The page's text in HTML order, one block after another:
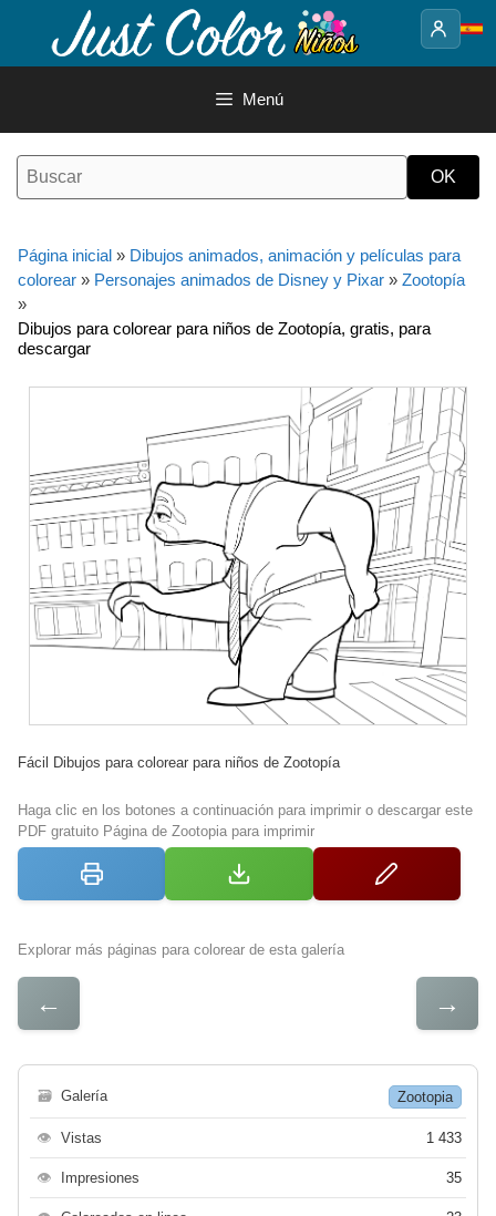
contenido
Menú
Página inicial » Dibujos animados, animación y películas para
colorear » Personajes animados de Disney y Pixar » Zootopía
»
Dibujos para colorear para niños de Zootopía, gratis, para
descargar
Fácil Dibujos para colorear para niños de Zootopía
Haga clic en los botones a continuación para imprimir o descargar este
PDF gratuito Página de Zootopia para imprimir
Explorar más páginas para colorear de esta galería
← →
🗃 Galería Zootopia
👁 Vistas 1 433
👁 Impresiones 35